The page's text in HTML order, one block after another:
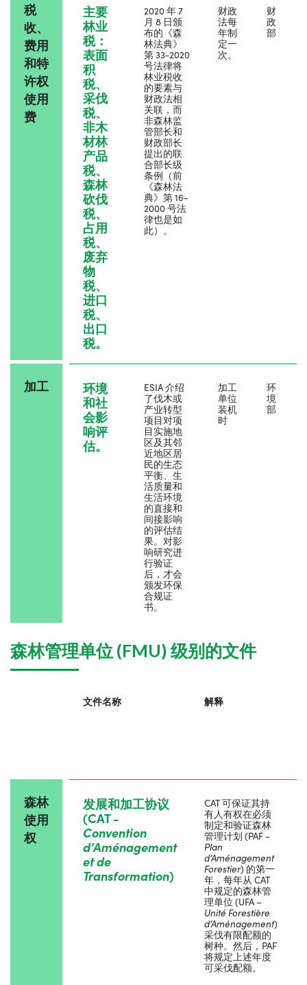
税
收、
费用
和特
许权
使用
费
主要
林业
税：
表面
积
税、
采伐
税、
非木
材林
产品
税、
森林
砍伐
税、
占用
税、
废弃
物
税、
进口
税、
出口
税。
2020 年 7
月 8 日颁
布的《森
林法典》
第 33-2020
号法律将
林业税收
的要素与
财政法相
关联，而
非森林监
管部长和
财政部长
提出的联
合部长级
条例（前
《森林法
典》第 16-
2000 号法
律也是如
此）。
财政
法每
年制
定一
次。
财
政
部
加工
环境
和社
会影
响评
估。
ESIA 介绍
了伐木或
产业转型
项目对项
目实施地
区及其邻
近地区居
民的生态
平衡、生
活质量和
生活环境
的直接和
间接影响
的评估结
果。对影
响研究进
行验证
后，才会
颁发环保
合规证
书。
加工
单位
装机
时
环
境
部
森林管理单位 (FMU) 级别的文件
文件名称 解释
森林
使用
权
发展和加工协议
(CAT -
Convention
d’Aménagement
et de
Transformation)
CAT 可保证其持
有人有权在必须
制定和验证森林
管理计划 (PAF -
Plan
d’Aménagement
Forestier) 的第一
年，每年从 CAT
中规定的森林管
理单位 (UFA –
Unité Forestière
d’Aménagement)
采伐有限配额的
树种。然后，PAF
将规定上述年度
可采伐配额。